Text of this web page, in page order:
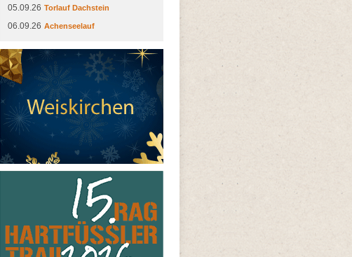
05.09.26 Torlauf Dachstein
06.09.26 Achenseelauf